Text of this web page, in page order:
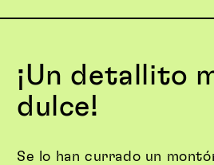
¡Un detallito
dulce!
Se lo han currado un